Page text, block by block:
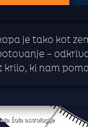
je tako kot
–
krilo, ki nam
šola astrologije